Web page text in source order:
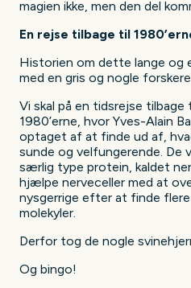
magien ikke, men den del
En rejse tilbage til
Historien om dette lange og
med en gris og nogle
Vi skal på en tidsrejse
1980’erne, hvor Yves-Alain
optaget af at finde ud af,
sunde og velfungerende. De
særlig type protein, kaldet
hjælpe nerveceller med at
nysgerrige efter at finde flere
molekyler.
Derfor tog de nogle
Og bingo!